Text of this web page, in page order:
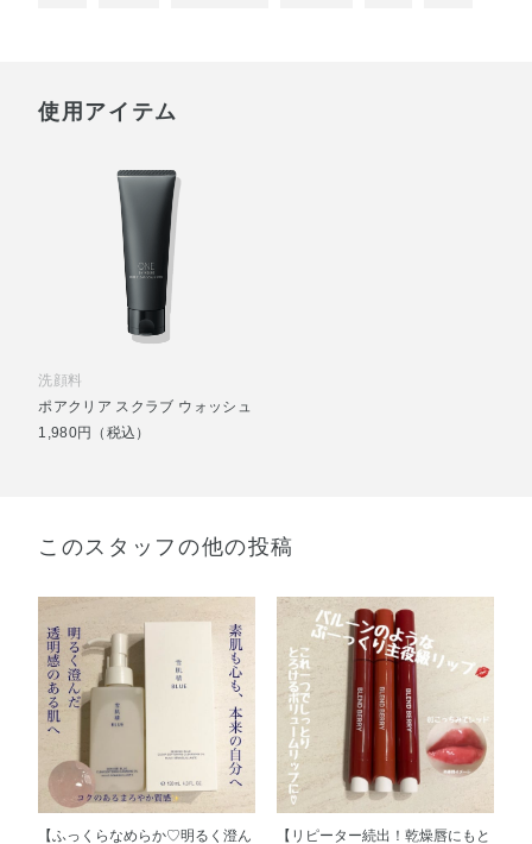
使用アイテム
洗顔料
ポアクリア スクラブ ウォッシュ
1,980円（税込）
このスタッフの他の投稿
【ふっくらなめらか♡明るく澄ん
【リピーター続出！乾燥唇にもと